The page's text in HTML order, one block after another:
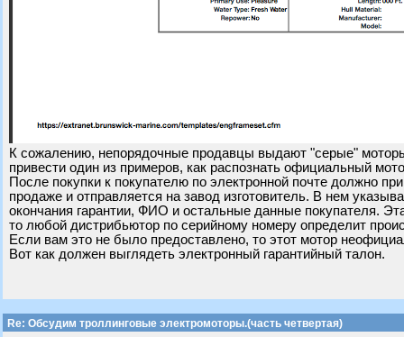
К сожалению, непорядочные продавцы выдают "серые"
привести один из примеров, как распознать официальный
После покупки к покупателю по электронной почте должно
продаже и отправляется на завод изготовитель. В нем
окончания гарантии, ФИО и остальные данные покупателя.
то любой дистрибьютор по серийному номеру определит
Если вам это не было предоставлено, то этот мотор
Вот как должен выглядеть электронный гарантийный талон.
Re: Обсудим троллинговые электромоторы.(часть четвертая)